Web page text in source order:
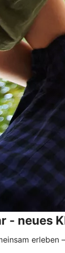
- neues